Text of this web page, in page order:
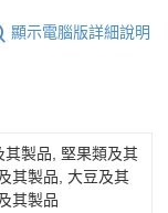
顯示電腦版詳細說明
製品, 堅果類及其
其製品, 大豆及其
其製品